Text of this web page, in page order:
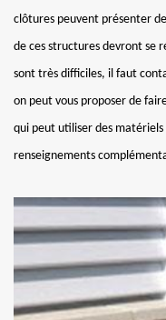
clôtures peuvent présenter
de ces structures devront se
sont très difficiles, il faut
on peut vous proposer de
qui peut utiliser des
renseignements